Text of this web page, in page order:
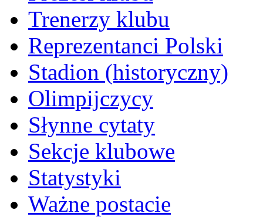
Trenerzy klubu
Reprezentanci Polski
Stadion (historyczny)
Olimpijczycy
Słynne cytaty
Sekcje klubowe
Statystyki
Ważne postacie